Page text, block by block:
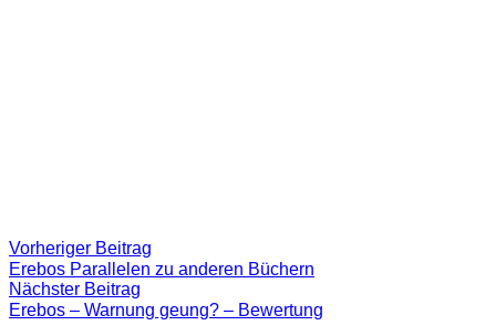
Beitragsnavigation
Vorheriger Beitrag
Beitrag:
Erebos Parallelen zu anderen Büchern
Nächster Beitrag
Beitrag
Erebos – Warnung geung? – Bewertung